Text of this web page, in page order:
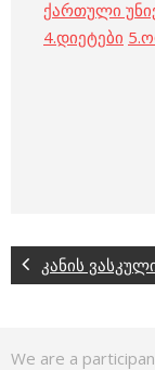
ქართული
4.დიეტები 5.
კანის
We are a